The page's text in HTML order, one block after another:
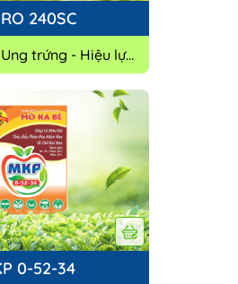
240SC
trứng - Hiệu lực
kéo dài
0-52-34